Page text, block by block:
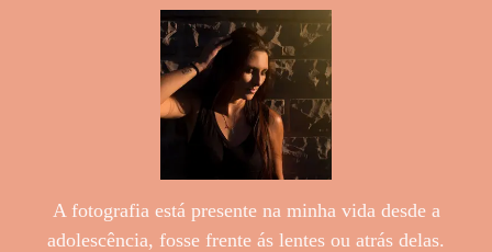
A fotografia está presente na minha vida desde a
adolescência, fosse frente ás lentes ou atrás delas.